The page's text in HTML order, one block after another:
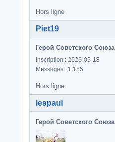
Hors ligne
Piet19
Герой Советского Союза
Inscription : 2023-05-18
Messages : 1 185
Hors ligne
lespaul
Герой Советского Союза